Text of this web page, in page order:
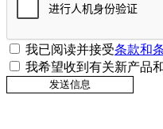
我已阅读并接受条款和
我希望收到有关新产品